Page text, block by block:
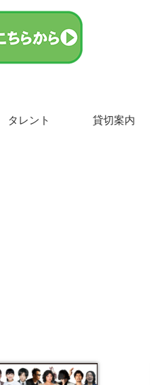
タレント 貸切案内